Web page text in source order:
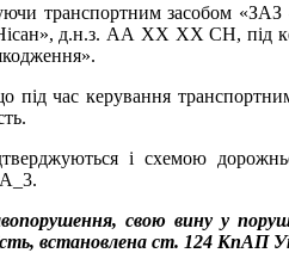
транспортним засобом
«Нісан», д.н.з. АА XX XX СН,
час керування
і схемою
свою вину у
встановлена ст. 124 КпАП